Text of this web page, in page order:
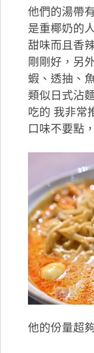
他們的湯帶
是重椰奶的
甜味而且香
剛剛好，另
蝦、透抽、
類似日式沾
吃的 我非常
口味不要點
他的份量超